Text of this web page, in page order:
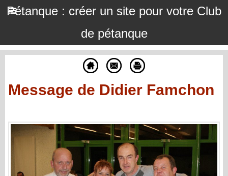
Pétanque : créer un site pour votre Club
de pétanque
Message de Didier Famchon